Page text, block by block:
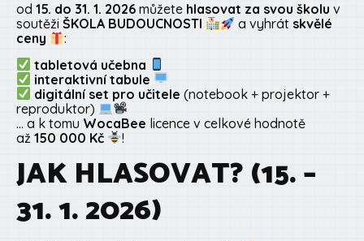
od 15. do 31. 1. 2026 můžete hlasovat za svou školu v
soutěži ŠKOLA BUDOUCNOSTI a vyhrát skvělé
ceny
:
tabletová učebna
interaktivní tabule
digitální set pro učitele (notebook + projektor +
reproduktor)
… a k tomu WocaBee licence v celkové hodnotě
až 150 000 Kč !
JAK HLASOVAT? (15. –
31. 1. 2026)